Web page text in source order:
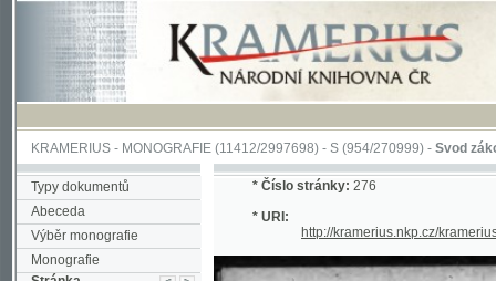
KRAMERIUS-MONOGRAFIE(11412/2997698) -S (954/270999)-Svod zákonův
Typy dokumentů
Abeceda
Výběr monografie
Monografie
Stránka
/628
http://kramerius.nkp.cz/kramerius/